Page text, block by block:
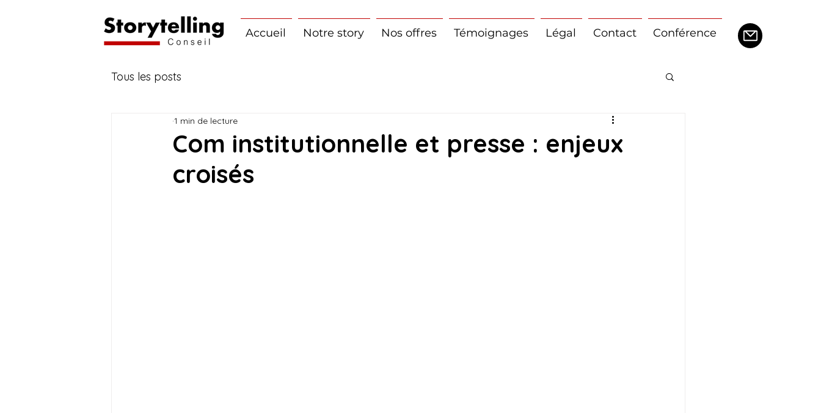
Tous les posts
Com institutionnelle et presse : enjeux
croisés
1 min de lecture
Accueil Notre story Nos offres Témoignages Légal Contact Conférence